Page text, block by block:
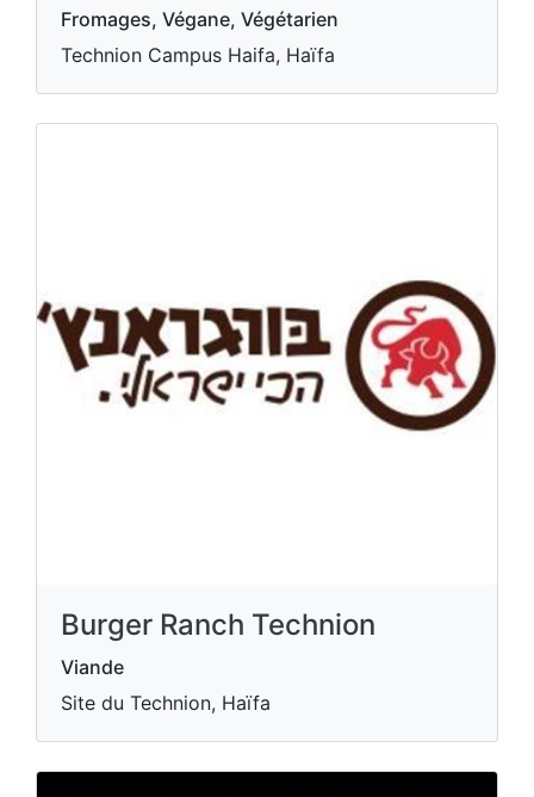
Fromages, Végane, Végétarien
Technion Campus Haifa, Haïfa
Burger Ranch Technion
Viande
Site du Technion, Haïfa